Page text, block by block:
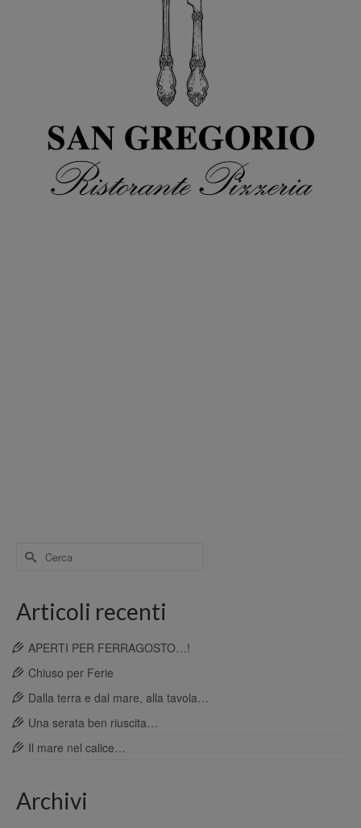
Cerca
per:
Articoli recenti
APERTI PER FERRAGOSTO…!
Chiuso per Ferie
Dalla terra e dal mare, alla tavola…
Una serata ben riuscita…
Il mare nel calice…
Archivi